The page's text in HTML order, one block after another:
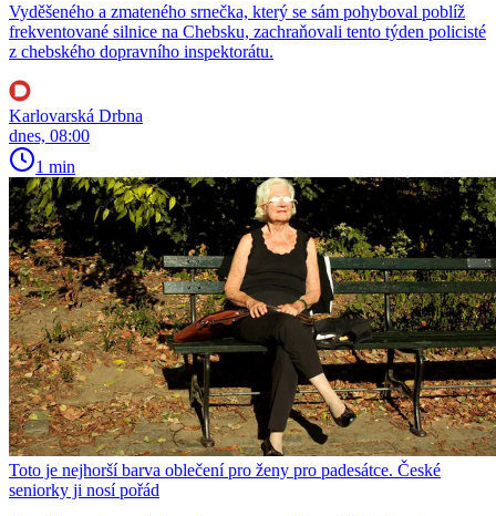
Vyděšeného a zmateného srnečka, který se sám pohyboval poblíž
frekventované silnice na Chebsku, zachraňovali tento týden policisté
z chebského dopravního inspektorátu.
Karlovarská Drbna
dnes, 08:00
1 min
Toto je nejhorší barva oblečení pro ženy pro padesátce. České
seniorky ji nosí pořád